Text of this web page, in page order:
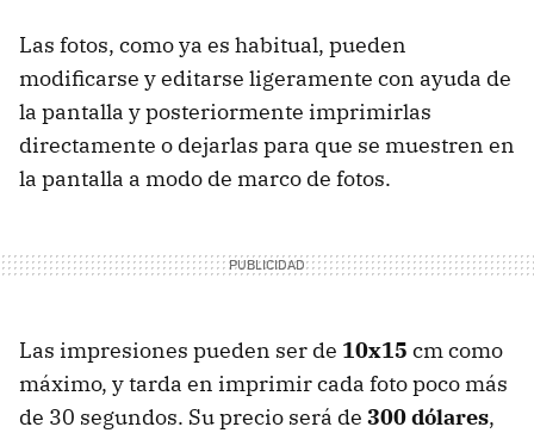
Las fotos, como ya es habitual, pueden
modificarse y editarse ligeramente con ayuda de
la pantalla y posteriormente imprimirlas
directamente o dejarlas para que se muestren en
la pantalla a modo de marco de fotos.
Las impresiones pueden ser de 10x15 cm como
máximo, y tarda en imprimir cada foto poco más
de 30 segundos. Su precio será de 300 dólares,